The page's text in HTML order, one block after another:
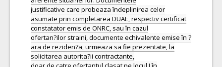
justificative care probeaza îndeplinirea celor
asumate prin completarea DUAE, respectiv certificat
constatator emis de ONRC, sau în cazul
ofertan?ilor straini, documente echivalente emise în ?
ara de reziden?a, urmeaza sa fie prezentate, la
solicitarea autorita?ii contractante,